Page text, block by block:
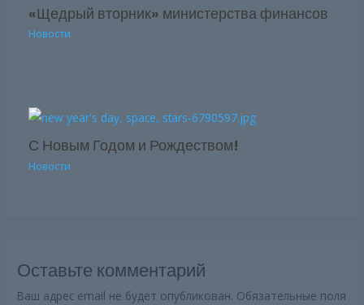
«Щедрый вторник» министерства финансов
Новости
С Новым Годом и Рождеством!
Новости
Оставьте комментарий
Ваш адрес email не будет опубликован. Обязательные поля